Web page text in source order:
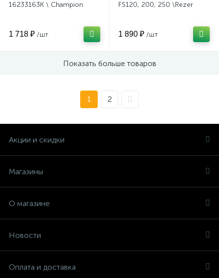
16233163K \ Champion
1 718 ₽ /шт
FS120, 200, 250 \Rezer
1 890 ₽ /шт
Показать больше товаров
1 2
Акции и скидки
Магазины
О магазине
Новости
Оплата и доставка